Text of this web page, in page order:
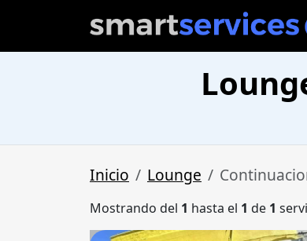
Inicio Lounge
Mostrando del 1 hasta el 1 de 1